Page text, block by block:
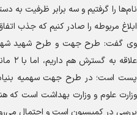
نام‌ها را گرفتیم و سه برابر ظرفیت به
ابلاغ مربوطه را صادر کنیم که جذب
وی گفت: طرح جهت و طرح شهید
وزارت علوم و وزارت بهداشت است که
بررسی در کمیسیون است و احتمال می‌رود سهمیه